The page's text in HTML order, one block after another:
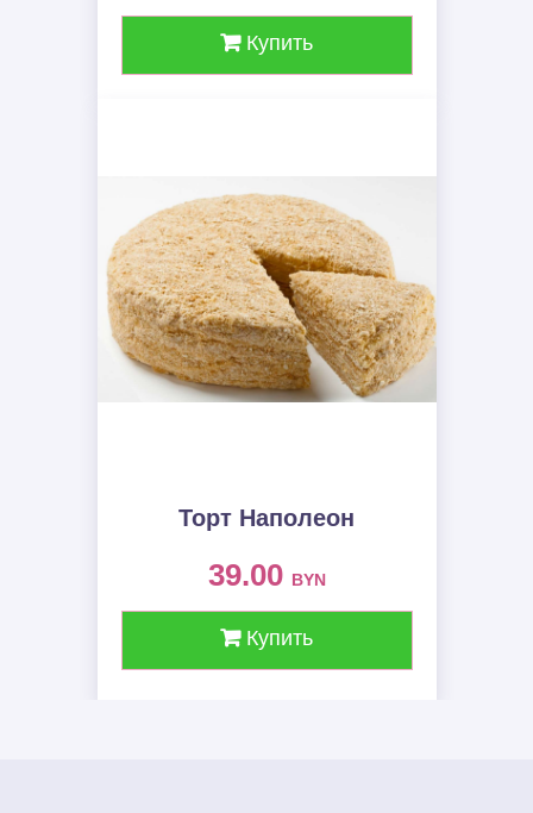
Купить
Торт Наполеон
39.00 BYN
Купить